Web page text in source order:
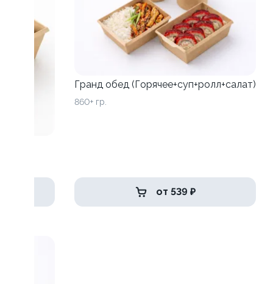
Гранд обед (Горячее+суп+ролл+салат)
860+ гр.
от 539 ₽